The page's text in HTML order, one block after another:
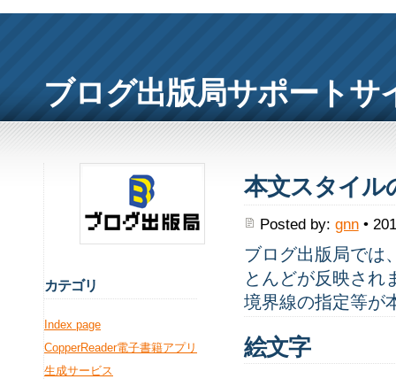
ブログ出版局サポートサ
本文スタイル
Posted by: gnn•
ブログ出版局では
とんどが反映され
境界線の指定等が
絵文字
カテゴリ
Index page
CopperReader電子書籍アプリ
生成サービス